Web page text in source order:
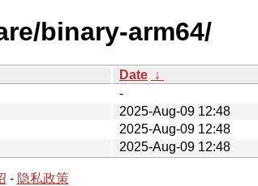
binary-arm64/
Date ↓
-
2025-Aug-09 12:48
2025-Aug-09 12:48
2025-Aug-09 12:48
- 隐私政策